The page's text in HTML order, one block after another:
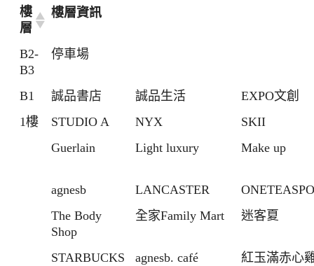
樓
層
樓層資訊
B2-
B3
停車場
B1 誠品書店 誠品生活
EXPO文創
1樓
STUDIO A NYX
SKII
Guerlain
Light luxury Make up
agnesb LANCASTER
The Body
Shop
全家Family Mart 迷客夏
STARBUCKS agnesb. café
紅玉滿赤心